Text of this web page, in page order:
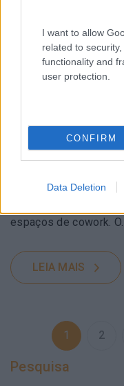
I want to allow
related to
functionality and
user protection.
CONFIRM
Data Deletion
O NOVO DESIGN DO
Desde pequenas
trabalho para aceder
espaços de cowork.
LEIA MAIS
1 2
Pesquisa